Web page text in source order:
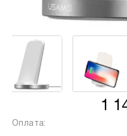
1
Оплата:
за вартість обраного
можливість доплатити
нашому магазині.
ПУМБ
Кількість